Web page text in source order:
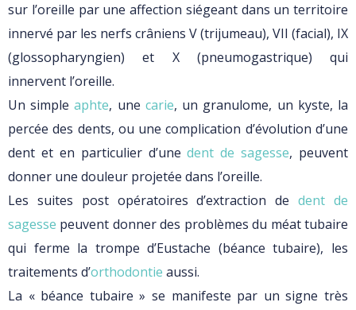
sur l’oreille par une affection siégeant dans un territoire
innervé par les nerfs crâniens V (trijumeau), VII (facial), IX
(glossopharyngien) et X (pneumogastrique) qui
innervent l’oreille.
Un simpleaphte, une carie, un granulome, un kyste, la
percée des dents, ou une complication d’évolution d’une
dent et en particulier d’unedent de sagesse, peuvent
donner une douleur projetée dans l’oreille.
Les suites post opératoires d’extraction dedent de
sagesse peuvent donner des problèmes du méat tubaire
qui ferme la trompe d’Eustache (béance tubaire), les
traitements d’orthodontie aussi.
La « béance tubaire » se manifeste par un signe très